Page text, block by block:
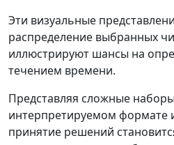
Эти визуальные
распределение выбранных
иллюстрируют шансы на
течением времени.
Представляя сложные
интерпретируемом формате
принятие решений